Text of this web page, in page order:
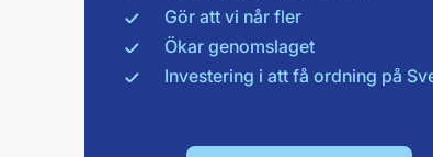
Gör att vi når fler
Ökar genomslaget
Investering i att få ordning på